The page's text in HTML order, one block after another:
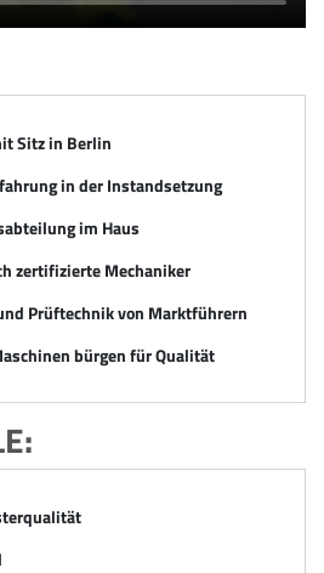
Sitz in Berlin
in der Instandsetzung
im Haus
zertifizierte Mechaniker
Prüftechnik von Marktführern
bürgen für Qualität